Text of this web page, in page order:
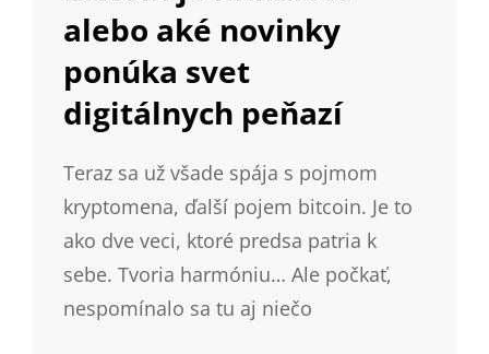
alebo aké novinky
ponúka svet
digitálnych peňazí
Teraz sa už všade spája s pojmom
kryptomena, ďalší pojem bitcoin. Je to
ako dve veci, ktoré predsa patria k
sebe. Tvoria harmóniu… Ale počkať,
nespomínalo sa tu aj niečo